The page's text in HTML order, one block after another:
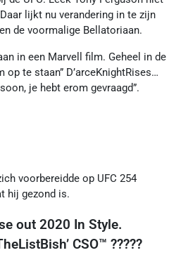
lijkt nu verandering in te zijn
de voormalige Bellatoriaan.
in een Marvell film. Geheel in de
op te staan” D’arceKnightRises…
je hebt erom gevraagd”.
voorbereidde op UFC 254
hij gezond is.
out 2020 In Style.
CSO™️ ?????